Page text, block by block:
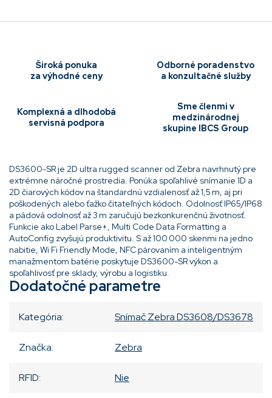
Široká ponuka
za výhodné ceny
Odborné poradenstvo
a konzultačné služby
Komplexná a dlhodobá
servisná podpora
Sme členmi v
medzinárodnej
skupine IBCS Group
DS3600-SR je 2D ultra rugged scanner od Zebra navrhnutý pre
extrémne náročné prostredia. Ponúka spoľahlivé snímanie 1D a
2D čiarových kódov na štandardnú vzdialenosť až 1,5 m, aj pri
poškodených alebo ťažko čitateľných kódoch. Odolnosť IP65/IP68
a pádová odolnosť až 3 m zaručujú bezkonkurenčnú životnosť.
Funkcie ako Label Parse+, Multi Code Data Formatting a
AutoConfig zvyšujú produktivitu. S až 100 000 skenmi na jedno
nabitie, Wi Fi Friendly Mode, NFC párovaním a inteligentným
manažmentom batérie poskytuje DS3600-SR výkon a
spoľahlivosť pre sklady, výrobu a logistiku.
Dodatočné parametre
Kategória: Snímač Zebra DS3608/DS3678
Značka: Zebra
RFID: Nie